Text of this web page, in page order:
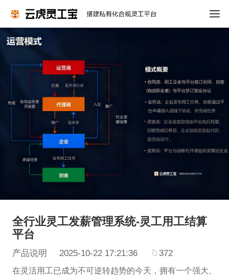
全行业灵工发薪管理系统-灵工用工结算
平台
产品说明 2025-10-22 17:21:36 372
在灵活用工已成为不可逆转趋势的今天，拥有一个强大、